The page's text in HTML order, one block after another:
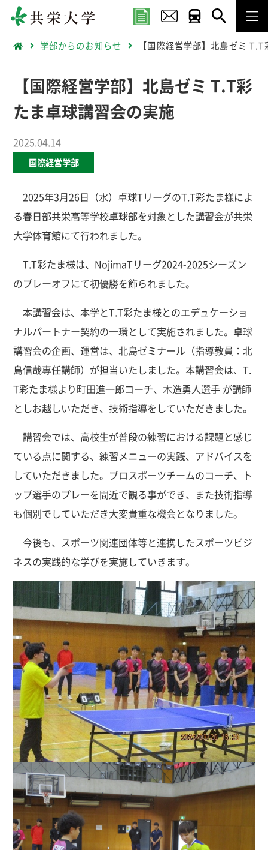
学部からのお知らせ 【国際経営学部】北島ゼミ
【国際経営学部】北島ゼミ T.T彩
たま卓球講習会の実施
2025.04.14
国際経営学部
2025年3月26日（水）卓球TリーグのT.T彩たま様によ
る春日部共栄高等学校卓球部を対象とした講習会が共栄
大学体育館にて行われました。
T.T彩たま様は、NojimaTリーグ2024-2025シーズン
のプレーオフにて初優勝を飾られました。
本講習会は、本学とT.T彩たま様とのエデュケーショ
ナルパートナー契約の一環として実施されました。卓球
講習会の企画、運営は、北島ゼミナール（指導教員：北
島信哉専任講師）が担当いたしました。本講習会は、T.
T彩たま様より町田進一郎コーチ、木造勇人選手 が講師
としお越しいただき、技術指導をしていただきました。
講習会では、高校生が普段の練習における課題と感じ
ている点に関する、練習メニューの実践、アドバイスを
していただきました。プロスポーツチームのコーチ、ト
ップ選手のプレーを間近で観る事ができ、また技術指導
も個別でしていただき大変貴重な機会となりました。
今後も、スポーツ関連団体等と連携したスポーツビジ
ネスの実践的な学びを実施していきます。